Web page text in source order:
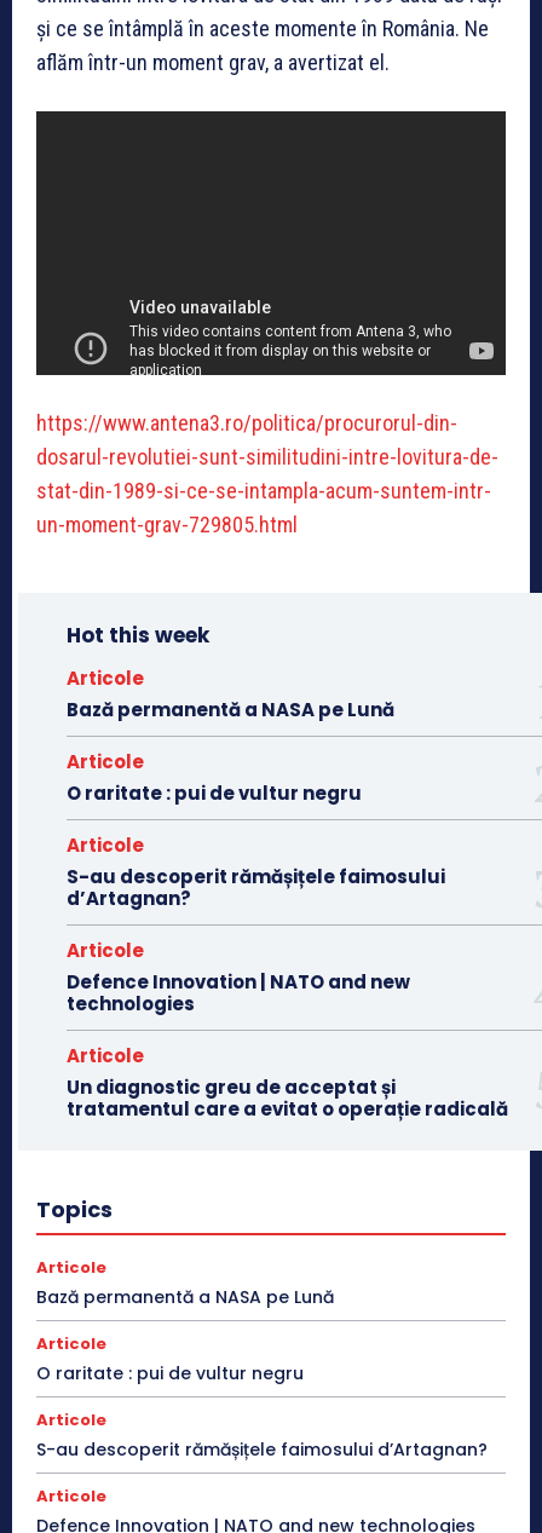
și ce se întâmplă în aceste momente în România. Ne
aflăm într-un moment grav, a avertizat el.
https://www.antena3.ro/politica/procurorul-din-
dosarul-revolutiei-sunt-similitudini-intre-lovitura-de-
stat-din-1989-si-ce-se-intampla-acum-suntem-intr-
un-moment-grav-729805.html
Hot this week
Articole
Bază permanentă a NASA pe Lună
Articole
O raritate : pui de vultur negru
Articole
S-au descoperit rămășițele faimosului
d’Artagnan?
Articole
Defence Innovation | NATO and new
technologies
Articole
Un diagnostic greu de acceptat și
tratamentul care a evitat o operație radicală
Topics
Articole
Bază permanentă a NASA pe Lună
Articole
O raritate : pui de vultur negru
Articole
S-au descoperit rămășițele faimosului d’Artagnan?
Articole
Defence Innovation | NATO and new technologies